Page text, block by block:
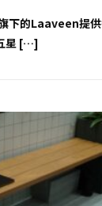
的Laaveen提供
星 […]